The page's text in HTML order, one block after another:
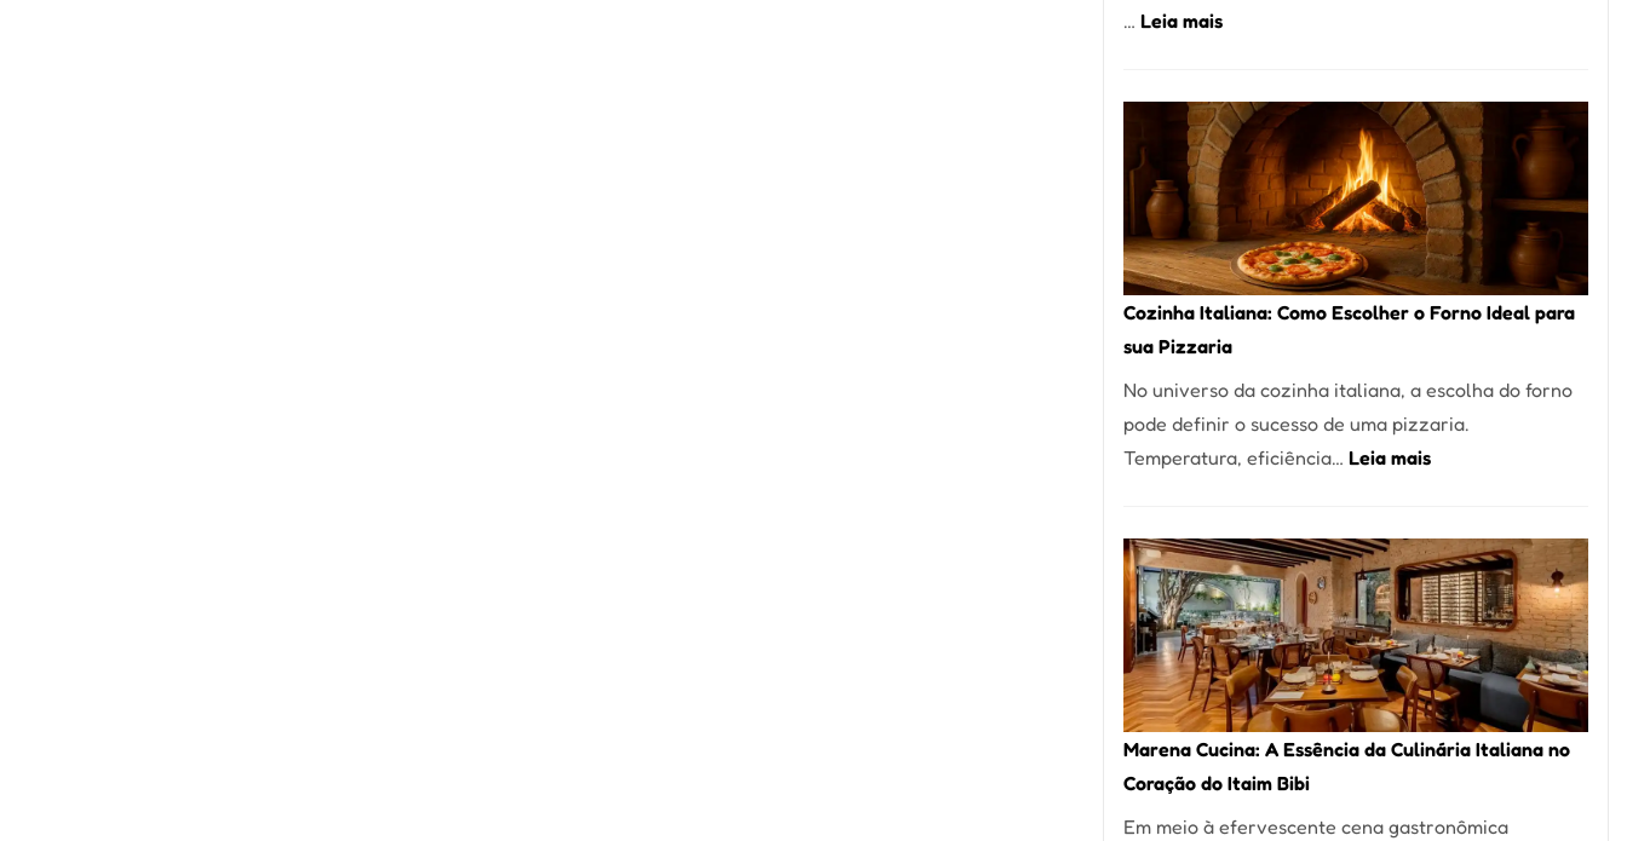
… Leia mais:
Encontrar
um
Bom
Lugar
para
Comer?
Este
Portal
Quer
Resolver
Isso
Cozinha Italiana: Como Escolher o Forno Ideal para
sua Pizzaria
No universo da cozinha italiana, a escolha do forno
pode definir o sucesso de uma pizzaria.
Temperatura, eficiência… Leia mais:
Como
Escolher
o
Forno
Ideal
para
sua
Marena Cucina: A Essência da Culinária Italiana no
Coração do Itaim Bibi
Em meio à efervescente cena gastronômica